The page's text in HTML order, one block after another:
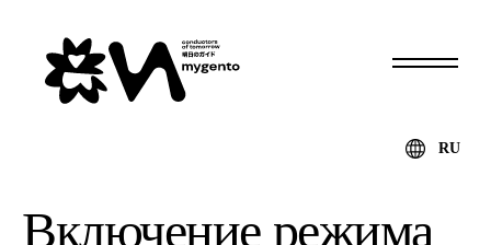
Включение режима
RU